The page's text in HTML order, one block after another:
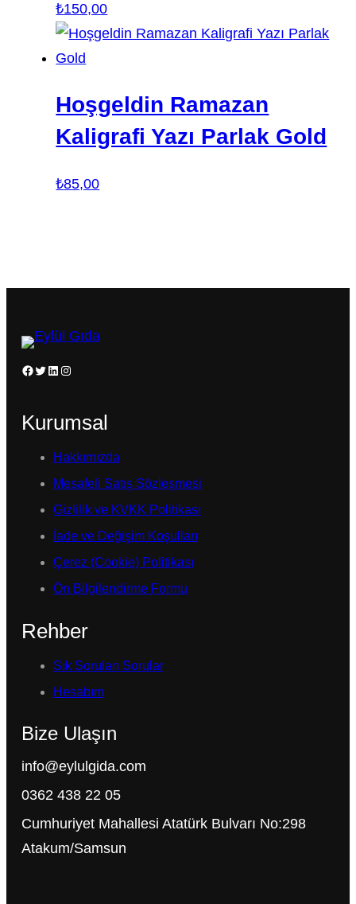
₺150,00
Hoşgeldin Ramazan
Kaligrafi Yazı Parlak Gold
₺85,00
Facebook Twitter LinkedIn Instagram
Kurumsal
Hakkımızda
Mesafeli Satış Sözleşmesi
Gizlilik ve KVKK Politikası
İade ve Değişim Koşulları
Çerez (Cookie) Politikası
Ön Bilgilendirme Formu
Rehber
Sık Sorulan Sorular
Hesabım
Bize Ulaşın
info@eylulgida.com
0362 438 22 05
Cumhuriyet Mahallesi Atatürk Bulvarı No:298
Atakum/Samsun